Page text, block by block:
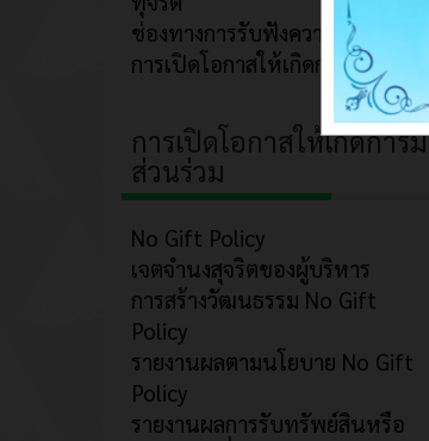
ช่องทางการรับฟังความคิดเห็น
การเปิดโอกาสให้เกิดการมีส่วนร่วม
การเปิดโอกาสให้เกิดการมี
ส่วนร่วม
No Gift Policy
เจตจำนงสุจริตของผู้บริหาร
การสร้างวัฒนธรรม No Gift
Policy
รายงานผลตามนโยบาย No Gift
Policy
รายงานผลการรับทรัพย์สินหรือ